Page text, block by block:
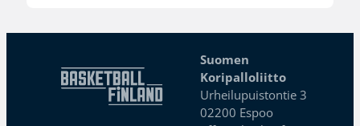
Suomen
Koripalloliitto
Urheilupuistontie 3
02200 Espoo